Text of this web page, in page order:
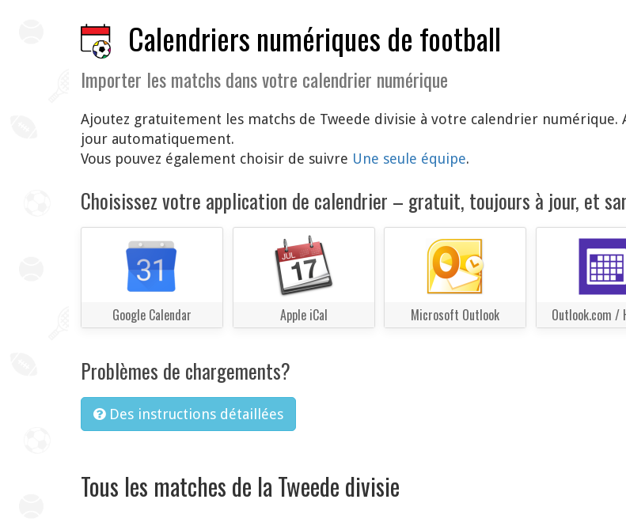
Calendriers numériques de football
Importer les matchs dans votre calendrier numérique
Ajoutez gratuitement les matchs de Tweede divisie à votre calendrier
jour automatiquement.
Vous pouvez également choisir de suivre Une seule équipe.
Choisissez votre application de calendrier – gratuit, toujours à jour, et
Google Calendar Apple iCal Microsoft Outlook Outlook.com /
Problèmes de chargements?
Des instructions détaillées
Tous les matches de la Tweede divisie